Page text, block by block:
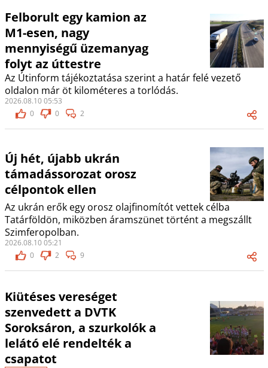
Felborult egy kamion az
M1-esen, nagy
mennyiségű üzemanyag
folyt az úttestre
Az Útinform tájékoztatása szerint a határ felé vezető
oldalon már öt kilométeres a torlódás.
2026.08.10 05:53
0
0 2
Új hét, újabb ukrán
támadássorozat orosz
célpontok ellen
Az ukrán erők egy orosz olajfinomítót vettek célba
Tatárföldön, miközben áramszünet történt a megszállt
Szimferopolban.
2026.08.10 05:21
0
2 9
Kiütéses vereséget
szenvedett a DVTK
Soroksáron, a szurkolók a
lelátó elé rendelték a
csapatot